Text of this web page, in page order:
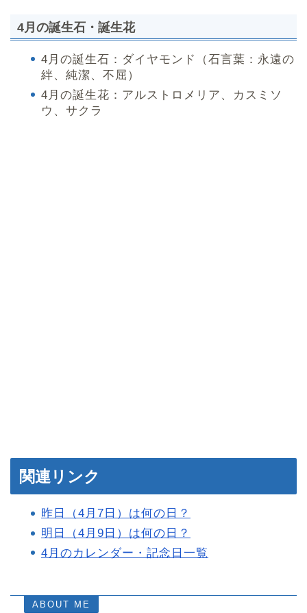
4月の誕生石・誕生花
4月の誕生石：ダイヤモンド（石言葉：永遠の
絆、純潔、不屈）
4月の誕生花：アルストロメリア、カスミソ
ウ、サクラ
関連リンク
昨日（4月7日）は何の日？
明日（4月9日）は何の日？
4月のカレンダー・記念日一覧
ABOUT ME